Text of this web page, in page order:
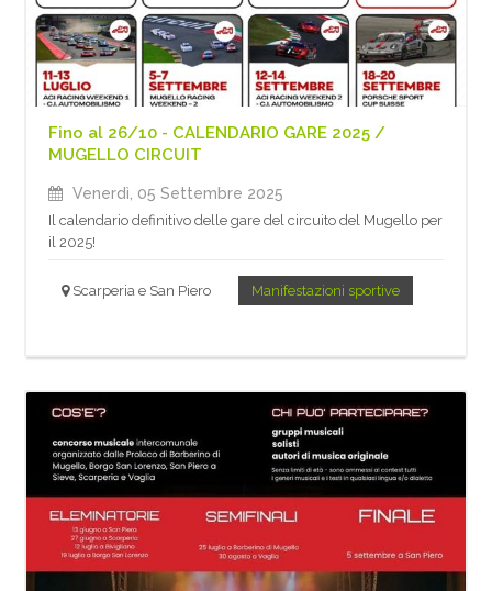
Fino al 26/10 - CALENDARIO GARE 2025 /
MUGELLO CIRCUIT
Venerdì, 05 Settembre 2025
Il calendario definitivo delle gare del circuito del Mugello per
il 2025!
Scarperia e San Piero Manifestazioni sportive